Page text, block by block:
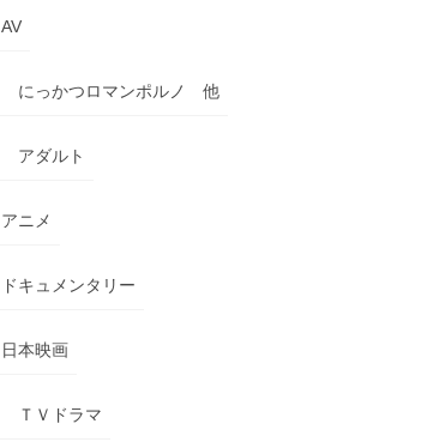
AV
にっかつロマンポルノ 他
アダルト
アニメ
ドキュメンタリー
日本映画
ＴＶドラマ